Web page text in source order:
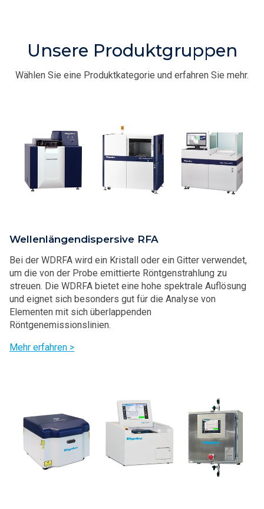
Unsere Produktgruppen
Wählen Sie eine Produktkategorie und erfahren Sie mehr.
Wellenlängendispersive RFA
Bei der WDRFA wird ein Kristall oder ein Gitter verwendet,
um die von der Probe emittierte Röntgenstrahlung zu
streuen. Die WDRFA bietet eine hohe spektrale Auflösung
und eignet sich besonders gut für die Analyse von
Elementen mit sich überlappenden
Röntgenemissionslinien.
Mehr erfahren >